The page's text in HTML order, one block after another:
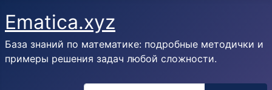
Ematica.xyz
База знаний по математике: подробные методички и
примеры решения задач любой сложности.